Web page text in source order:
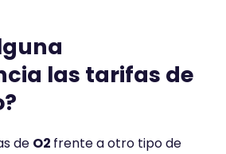
las tarifas de
de O2 frente a otro tipo de